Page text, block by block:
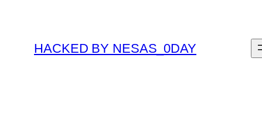
contentHACKED BY NESAS_0DAY